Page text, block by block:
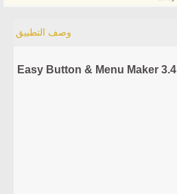
وصف التطبيق
Easy Button & Menu Maker 3.4